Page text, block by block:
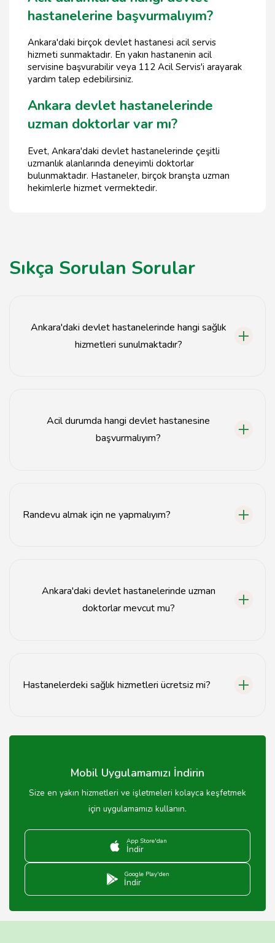
hastanelerine başvurmalıyım?
Ankara'daki birçok devlet hastanesi acil servis
hizmeti sunmaktadır. En yakın hastanenin acil
servisine başvurabilir veya 112 Acil Servis'i arayarak
yardım talep edebilirsiniz.
Ankara devlet hastanelerinde
uzman doktorlar var mı?
Evet, Ankara'daki devlet hastanelerinde çeşitli
uzmanlık alanlarında deneyimli doktorlar
bulunmaktadır. Hastaneler, birçok branşta uzman
hekimlerle hizmet vermektedir.
Sıkça Sorulan Sorular
Ankara'daki devlet hastanelerinde hangi sağlık
hizmetleri sunulmaktadır?
Acil durumda hangi devlet hastanesine
başvurmalıyım?
Randevu almak için ne yapmalıyım?
Ankara'daki devlet hastanelerinde uzman
doktorlar mevcut mu?
Hastanelerdeki sağlık hizmetleri ücretsiz mi?
SGK'ya kayıtlı olan vatandaşlar için genellikle
Mobil Uygulamamızı İndirin
Size en yakın hizmetleri ve işletmeleri kolayca keşfetmek
için uygulamamızı kullanın.
App Store'dan
İndir
Google Play'den
İndir